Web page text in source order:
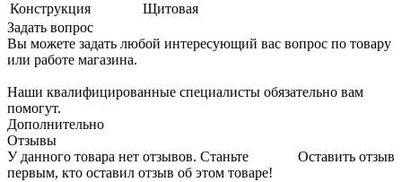
Конструкция
Щитовая
Задать вопрос
Вы можете задать любой интересующий вас вопрос по товару
или работе магазина.
Наши квалифицированные специалисты обязательно вам
помогут.
Дополнительно
Отзывы
Оставить отзыв
У данного товара нет отзывов. Станьте
первым, кто оставил отзыв об этом товаре!